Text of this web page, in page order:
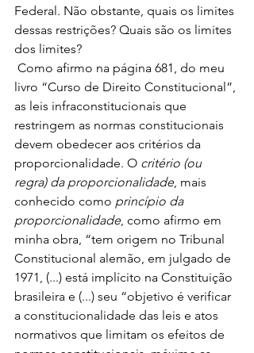
Federal. Não obstante, quais os limites
dessas restrições? Quais são os limites
dos limites?
livro “Curso de Direito Constitucional”,
as leis infraconstitucionais que
restringem as normas constitucionais
devem obedecer aos critérios da
proporcionalidade. O critério (ou
regra) da proporcionalidade, mais
conhecido como princípio da
proporcionalidade, como afirmo em
minha obra, “tem origem no Tribunal
Constitucional alemão, em julgado de
1971, (...) está implícito na Constituição
brasileira e (...) seu “objetivo é verificar
a constitucionalidade das leis e atos
normativos que limitam os efeitos de